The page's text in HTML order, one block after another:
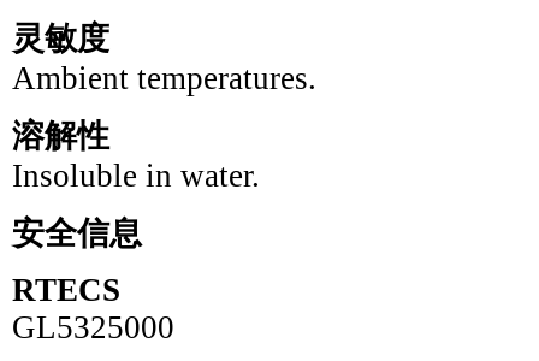
灵敏度
Ambient temperatures.
溶解性
Insoluble in water.
安全信息
RTECS
GL5325000